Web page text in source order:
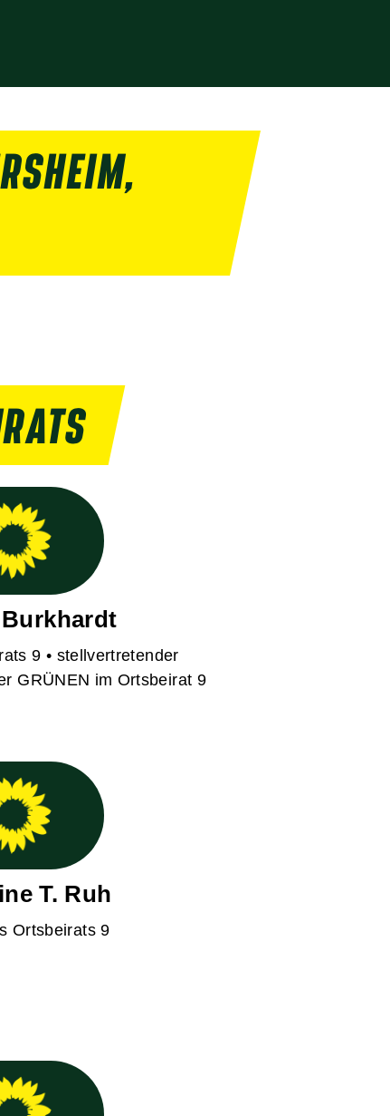
9 • stellvertretender
GRÜNEN im Ortsbeirat 9
T. Ruh
Ortsbeirats 9